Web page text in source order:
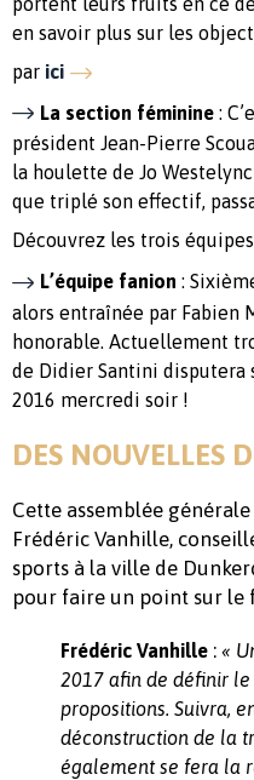
en savoir plus sur les
par ici
La section féminine :
président Jean-Pierre
la houlette de Jo
que triplé son effectif,
Découvrez les trois
L’équipe fanion :
alors entraînée par Fabien
honorable. Actuellement
de Didier Santini disputera
2016 mercredi soir !
DES NOUVELLES
Cette assemblée
Frédéric Vanhille,
sports à la ville de
pour faire un point sur le
Frédéric Vanhille : «
2017 afin de définir
propositions. Suivra,
déconstruction de la
également se fera la